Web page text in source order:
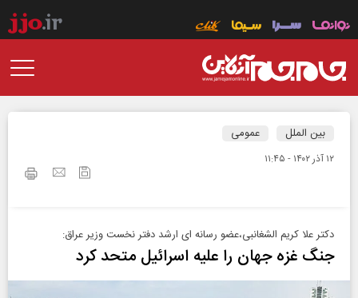
بین الملل عمومی
۱۲ آذر ۱۴۰۲ - ۱۱:۴۵
دکتر علا کریم الشغانبی،عضو رسانه ای ارشد دفتر نخست وزیر عراق:
جنگ غزه جهان را علیه اسرائیل متحد کرد